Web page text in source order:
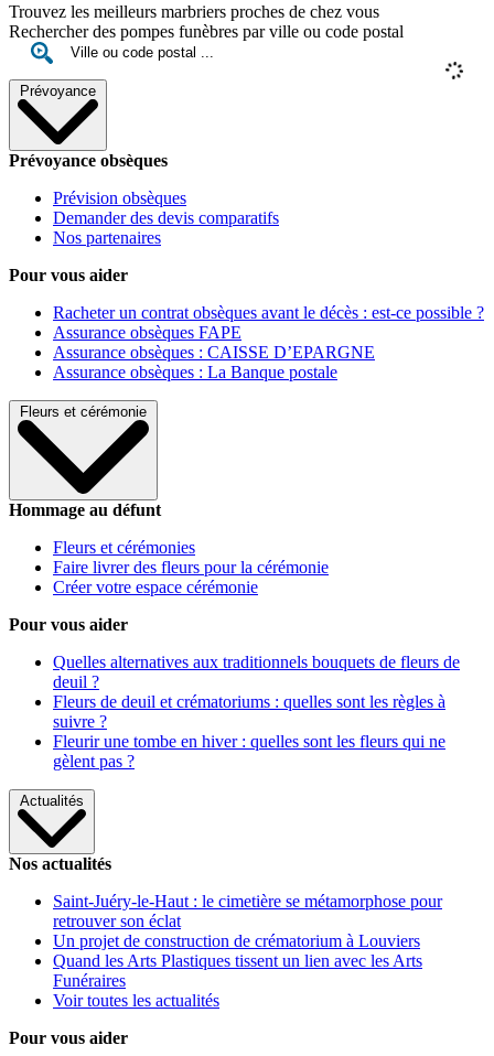
Trouvez les meilleurs marbriers proches de chez vous
Rechercher des pompes funèbres par ville ou code postal
Prévoyance
Prévoyance obsèques
Prévision obsèques
Demander des devis comparatifs
Nos partenaires
Pour vous aider
Racheter un contrat obsèques avant le décès : est-ce possible ?
Assurance obsèques FAPE
Assurance obsèques : CAISSE D’EPARGNE
Assurance obsèques : La Banque postale
Fleurs et cérémonie
Hommage au défunt
Fleurs et cérémonies
Faire livrer des fleurs pour la cérémonie
Créer votre espace cérémonie
Pour vous aider
Quelles alternatives aux traditionnels bouquets de fleurs de
deuil ?
Fleurs de deuil et crématoriums : quelles sont les règles à
suivre ?
Fleurir une tombe en hiver : quelles sont les fleurs qui ne
gèlent pas ?
Actualités
Nos actualités
Saint-Juéry-le-Haut : le cimetière se métamorphose pour
retrouver son éclat
Un projet de construction de crématorium à Louviers
Quand les Arts Plastiques tissent un lien avec les Arts
Funéraires
Voir toutes les actualités
Pour vous aider